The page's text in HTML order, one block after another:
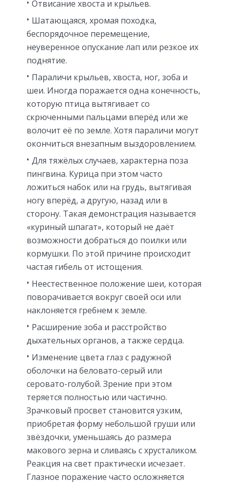
Отвисание хвоста и крыльев.
Шатающаяся, хромая походка,
беспорядочное перемещение,
неуверенное опускание лап или резкое их
поднятие.
Параличи крыльев, хвоста, ног, зоба и
шеи. Иногда поражается одна конечность,
которую птица вытягивает со
скрюченными пальцами вперёд или же
волочит её по земле. Хотя параличи могут
окончиться внезапным выздоровлением.
Для тяжёлых случаев, характерна поза
пингвина. Курица при этом часто
ложиться набок или на грудь, вытягивая
ногу вперёд, а другую, назад или в
сторону. Такая демонстрация называется
«куриный шпагат», который не даёт
возможности добраться до поилки или
кормушки. По этой причине происходит
частая гибель от истощения.
Неестественное положение шеи, которая
поворачивается вокруг своей оси или
наклоняется гребнем к земле.
Расширение зоба и расстройство
дыхательных органов, а также сердца.
Изменение цвета глаз с радужной
оболочки на беловато-серый или
серовато-голубой. Зрение при этом
теряется полностью или частично.
Зрачковый просвет становится узким,
приобретая форму небольшой груши или
звёздочки, уменьшаясь до размера
макового зерна и сливаясь с хрусталиком.
Реакция на свет практически исчезает.
Глазное поражение часто осложняется